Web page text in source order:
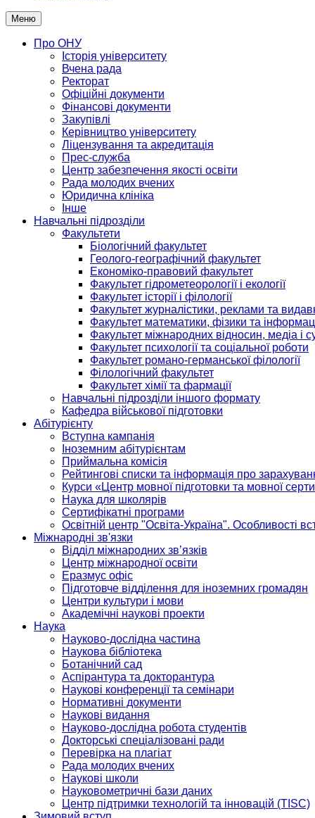
Меню
Про ОНУ
Історія університету
Вчена рада
Ректорат
Офіційні документи
Фінансові документи
Закупівлі
Керівництво університету
Ліцензування та акредитація
Прес-служба
Центр забезпечення якості освіти
Рада молодих вчених
Юридична клініка
Інше
Навчальні підрозділи
Факультети
Біологічний факультет
Геолого-географічний факультет
Економіко-правовий факультет
Факультет гідрометеорології і екології
Факультет історії і філології
Факультет журналістики, реклами та
Факультет математики, фізики та
Факультет міжнародних відносин, медіа і
Факультет психології та соціальної роботи
Факультет романо-германської філології
Філологічний факультет
Факультет хімії та фармації
Навчальні підрозділи іншого формату
Кафедра військової підготовки
Абітурієнту
Вступна кампанія
Іноземним абітурієнтам
Приймальна комісія
Рейтингові списки та інформація про
Курси «Центр мовної підготовки та мовної
Наука для школярів
Сертифікатні програми
Освітній центр "Освіта-Україна". Особливості
Міжнародні зв'язки
Відділ міжнародних зв’язків
Центр міжнародної освіти
Еразмус офіс
Підготовче відділення для іноземних громадян
Центри культури і мови
Академічні наукові проекти
Наука
Науково-дослідна частина
Наукова бібліотека
Ботанічний сад
Аспірантура та докторантура
Наукові конференції та семінари
Нормативні документи
Наукові видання
Науково-дослідна робота студентів
Докторські спеціалізовані ради
Перевірка на плагіат
Рада молодих вчених
Наукові школи
Науковометричні бази даних
Центр підтримки технологій та інновацій (TISC)